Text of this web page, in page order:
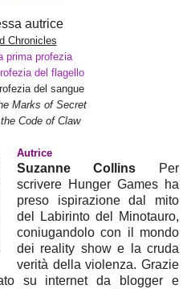
autrice
Chronicles
prima profezia
del flagello
del sangue
Marks of Secret
Code of Claw
Autrice
Suzanne Collins Per
scrivere Hunger Games ha
preso ispirazione dal mito
del Labirinto del Minotauro,
coniugandolo con il mondo
dei reality show e la cruda
verità della violenza. Grazie
su internet da blogger e